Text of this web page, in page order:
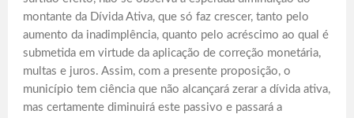
montante da Dívida Ativa, que só faz crescer, tanto pelo
aumento da inadimplência, quanto pelo acréscimo ao qual é
submetida em virtude da aplicação de correção monetária,
multas e juros. Assim, com a presente proposição, o
município tem ciência que não alcançará zerar a dívida ativa,
mas certamente diminuirá este passivo e passará a